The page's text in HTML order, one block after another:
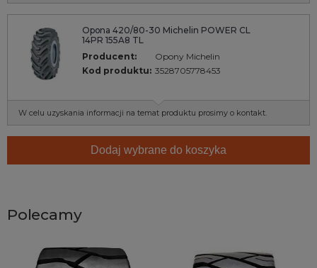
Opona 420/80-30 Michelin POWER CL
14PR 155A8 TL
Producent:
Opony Michelin
Kod produktu: 3528705778453
W celu uzyskania informacji na temat produktu prosimy o kontakt.
Dodaj wybrane do koszyka
Polecamy